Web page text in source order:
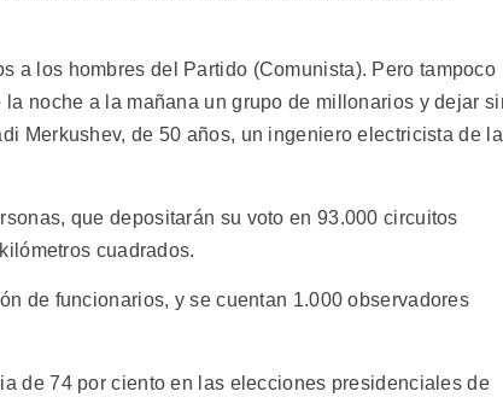
a los hombres del Partido (Comunista). Pero tampoco
noche a la mañana un grupo de millonarios y dejar
Merkushev, de 50 años, un ingeniero electricista de la
que depositarán su voto en 93.000 circuitos
cuadrados.
de funcionarios, y se cuentan 1.000 observadores
de 74 por ciento en las elecciones presidenciales de